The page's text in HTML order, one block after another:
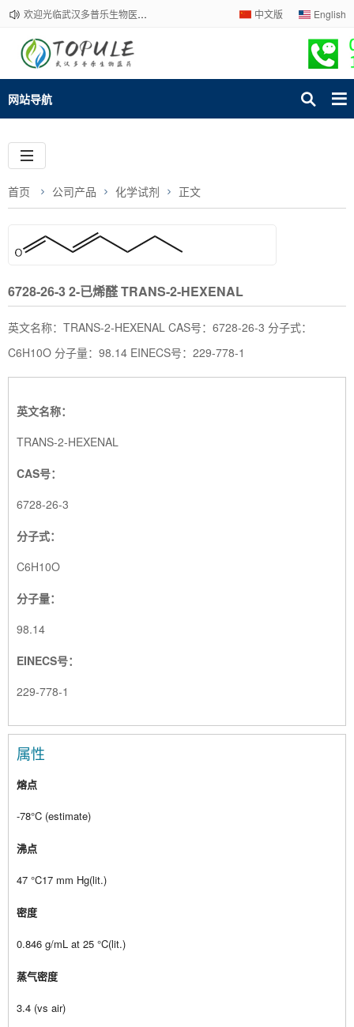
欢迎光临武汉多普乐生物医药有限公司官网！下单请咨询客服，我们热情为您服务！ 中文版 English
网站导航
首页 公司产品 化学试剂 正文
6728-26-3 2-已烯醛 TRANS-2-HEXENAL
英文名称：TRANS-2-HEXENAL CAS号：6728-26-3 分子式：
C6H10O 分子量：98.14 EINECS号：229-778-1
英文名称：
TRANS-2-HEXENAL
CAS号：
6728-26-3
分子式：
C6H10O
分子量：
98.14
EINECS号：
229-778-1
属性
熔点
-78°C (estimate)
沸点
47 °C17 mm Hg(lit.)
密度
0.846 g/mL at 25 °C(lit.)
蒸气密度
3.4 (vs air)